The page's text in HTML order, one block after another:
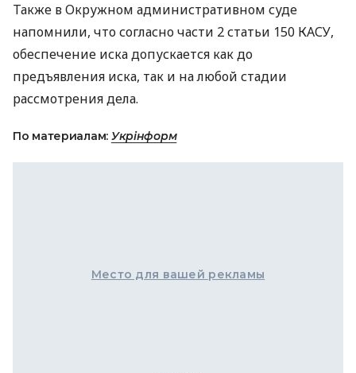
Также в Окружном административном суде
напомнили, что согласно части 2 статьи 150 КАСУ,
обеспечение иска допускается как до
предъявления иска, так и на любой стадии
рассмотрения дела.
По материалам: Укрінформ
Место для вашей рекламы